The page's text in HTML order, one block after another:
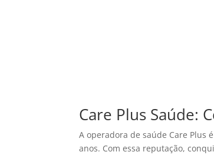
Care Plus Saúde:
A operadora de saúde Care Plus
anos. Com essa reputação,